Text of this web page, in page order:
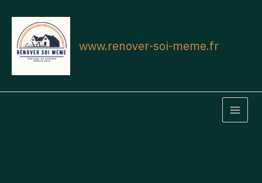
contenu
www.renover-soi-meme.fr
MAIN